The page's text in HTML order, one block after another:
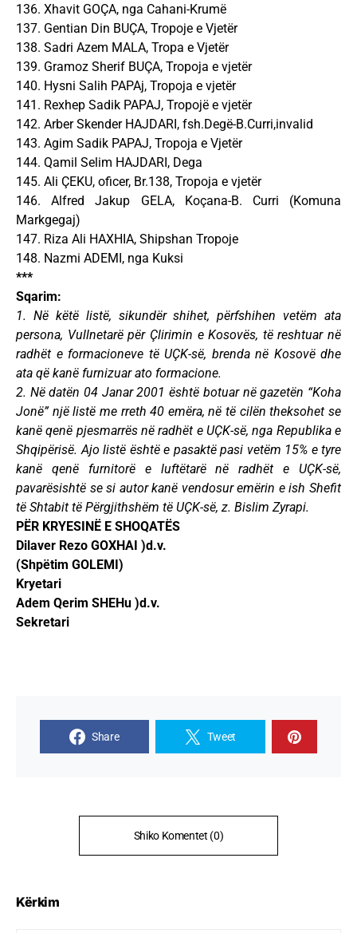
136. Xhavit GOÇA, nga Cahani-Krumë
137. Gentian Din BUÇA, Tropoje e Vjetër
138. Sadri Azem MALA, Tropa e Vjetër
139. Gramoz Sherif BUÇA, Tropoja e vjetër
140. Hysni Salih PAPAj, Tropoja e vjetër
141. Rexhep Sadik PAPAJ, Tropojë e vjetër
142. Arber Skender HAJDARI, fsh.Degë-B.Curri,invalid
143. Agim Sadik PAPAJ, Tropoja e Vjetër
144. Qamil Selim HAJDARI, Dega
145. Ali ÇEKU, oficer, Br.138, Tropoja e vjetër
146. Alfred Jakup GELA, Koçana-B. Curri (Komuna
Markgegaj)
147. Riza Ali HAXHIA, Shipshan Tropoje
148. Nazmi ADEMI, nga Kuksi
***
Sqarim:
1. Në këtë listë, sikundër shihet, përfshihen vetëm ata
persona, Vullnetarë për Çlirimin e Kosovës, të reshtuar në
radhët e formacioneve të UÇK-së, brenda në Kosovë dhe
ata që kanë furnizuar ato formacione.
2. Në datën 04 Janar 2001 është botuar në gazetën “Koha
Jonë” një listë me rreth 40 emëra, në të cilën theksohet se
kanë qenë pjesmarrës në radhët e UÇK-së, nga Republika e
Shqipërisë. Ajo listë është e pasaktë pasi vetëm 15% e tyre
kanë qenë furnitorë e luftëtarë në radhët e UÇK-së,
pavarësishtë se si autor kanë vendosur emërin e ish Shefit
të Shtabit të Përgjithshëm të UÇK-së, z. Bislim Zyrapi.
PËR KRYESINË E SHOQATËS
Dilaver Rezo GOXHAI )d.v.
(Shpëtim GOLEMI)
Kryetari
Adem Qerim SHEHu )d.v.
Sekretari
Share Tweet
Shiko Komentet (0)
Kërkim